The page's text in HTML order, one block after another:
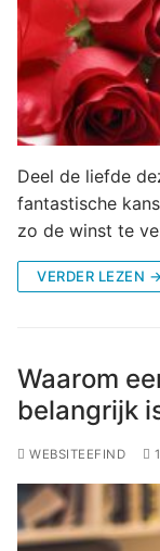
Deel de liefde
fantastische
zo de winst te
VERDER LEZEN →
Waarom
belangrijk
WEBSITEEFIND